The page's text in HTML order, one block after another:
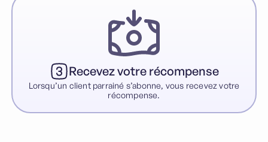
Recevez votre récompense
Lorsqu’un client parrainé s’abonne, vous recevez votre
récompense.